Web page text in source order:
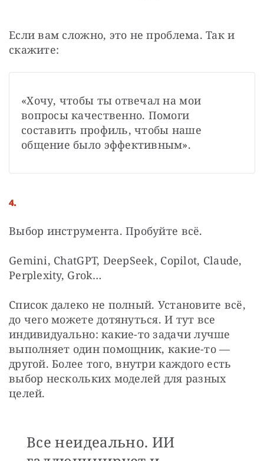
Если вам сложно, это не проблема. Так и
скажите:
«Хочу, чтобы ты отвечал на мои
вопросы качественно. Помоги
составить профиль, чтобы наше
общение было эффективным».
4.
Выбор инструмента. Пробуйте всё.
Gemini, ChatGPT, DeepSeek, Copilot, Claude,
Perplexity, Grok…
Список далеко не полный. Установите всё,
до чего можете дотянуться. И тут все
индивидуально: какие-то задачи лучше
выполняет один помощник, какие-то —
другой. Более того, внутри каждого есть
выбор нескольких моделей для разных
целей.
Все неидеально. ИИ